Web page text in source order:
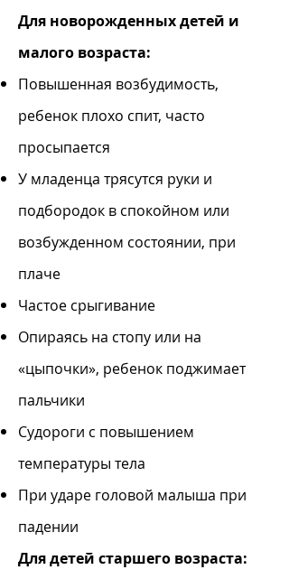
Для новорожденных детей и
малого возраста:
Повышенная возбудимость,
ребенок плохо спит, часто
просыпается
У младенца трясутся руки и
подбородок в спокойном или
возбужденном состоянии, при
плаче
Частое срыгивание
Опираясь на стопу или на
«цыпочки», ребенок поджимает
пальчики
Судороги с повышением
температуры тела
При ударе головой малыша при
падении
Для детей старшего возраста: